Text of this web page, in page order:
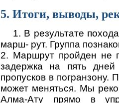
5. Итоги, выводы,
1. В результате
марш- рут. Группа
2. Маршрут пройден не
задержка на пять
пропусков в
может меняться. Мы
Алма-Ату прямо в